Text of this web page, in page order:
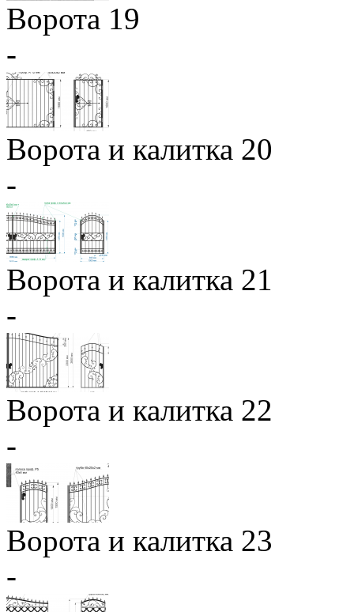
Ворота 19
-
Ворота и калитка 20
-
Ворота и калитка 21
-
Ворота и калитка 22
-
Ворота и калитка 23
-